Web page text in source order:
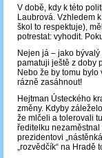
V době, kdy k této
Laubrová. Vzhledem
škol to respektuje),
potrestat: vyhodit.
Nejen já – jako
pamatuji ještě z doby
Nebo že by tomu
rázně zasáhnout!
Hejtman Ústeckého
změny. Kdyby
že mlčeli a tolerovali
ředitelku
prezidentovi
„rozvědčík“ na Hradě